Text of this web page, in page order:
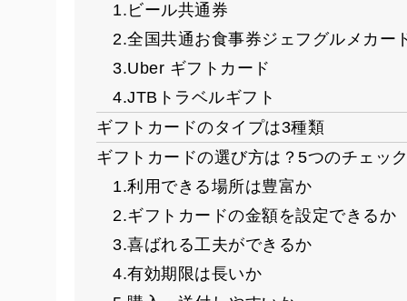
1.ビール共通券
2.全国共通お食事券ジェフグルメカー
3.Uber ギフトカード
4.JTBトラベルギフト
ギフトカードのタイプは3種類
ギフトカードの選び方は？5つのチェッ
1.利用できる場所は豊富か
2.ギフトカードの金額を設定できるか
3.喜ばれる工夫ができるか
4.有効期限は長いか